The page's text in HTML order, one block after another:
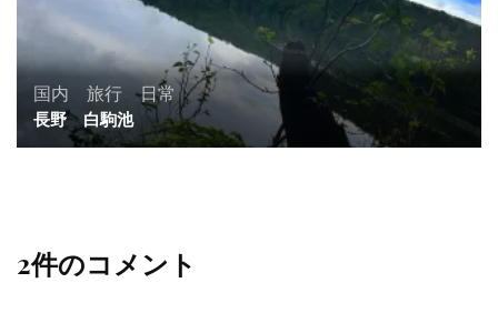
国内、 旅行、日常
長野 白駒池
2件のコメント